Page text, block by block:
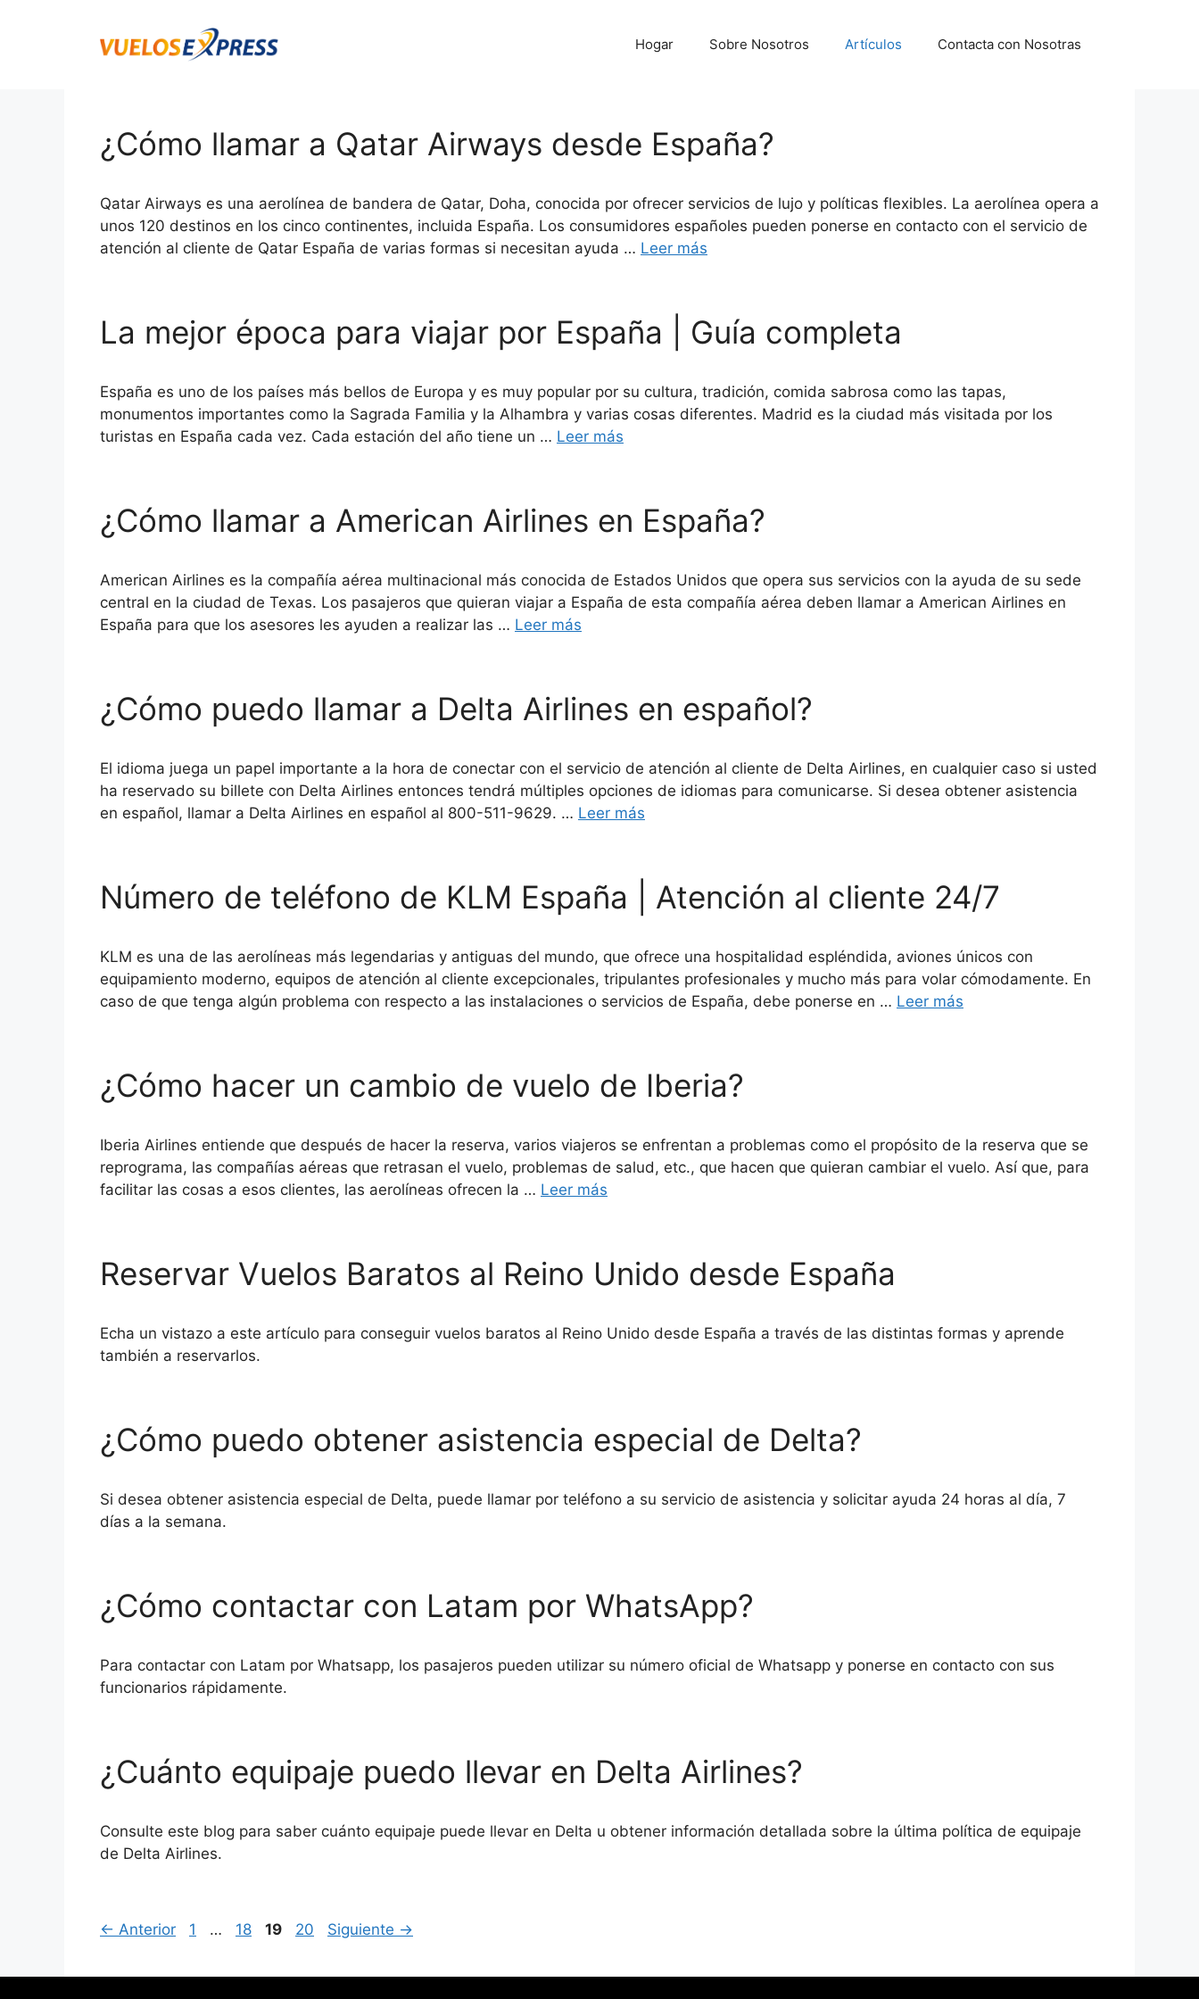
Hogar Sobre Nosotros Artículos Contacta con Nosotras
¿Cómo llamar a Qatar Airways desde España?
Qatar Airways es una aerolínea de bandera de Qatar, Doha, conocida por ofrecer servicios de lujo y políticas flexibles. La aerolínea opera a
unos 120 destinos en los cinco continentes, incluida España. Los consumidores españoles pueden ponerse en contacto con el servicio de
atención al cliente de Qatar España de varias formas si necesitan ayuda … Leer más
La mejor época para viajar por España | Guía completa
España es uno de los países más bellos de Europa y es muy popular por su cultura, tradición, comida sabrosa como las tapas,
monumentos importantes como la Sagrada Familia y la Alhambra y varias cosas diferentes. Madrid es la ciudad más visitada por los
turistas en España cada vez. Cada estación del año tiene un … Leer más
¿Cómo llamar a American Airlines en España?
American Airlines es la compañía aérea multinacional más conocida de Estados Unidos que opera sus servicios con la ayuda de su sede
central en la ciudad de Texas. Los pasajeros que quieran viajar a España de esta compañía aérea deben llamar a American Airlines en
España para que los asesores les ayuden a realizar las … Leer más
¿Cómo puedo llamar a Delta Airlines en español?
El idioma juega un papel importante a la hora de conectar con el servicio de atención al cliente de Delta Airlines, en cualquier caso si usted
ha reservado su billete con Delta Airlines entonces tendrá múltiples opciones de idiomas para comunicarse. Si desea obtener asistencia
en español, llamar a Delta Airlines en español al 800-511-9629. … Leer más
Número de teléfono de KLM España | Atención al cliente 24/7
KLM es una de las aerolíneas más legendarias y antiguas del mundo, que ofrece una hospitalidad espléndida, aviones únicos con
equipamiento moderno, equipos de atención al cliente excepcionales, tripulantes profesionales y mucho más para volar cómodamente. En
caso de que tenga algún problema con respecto a las instalaciones o servicios de España, debe ponerse en … Leer más
¿Cómo hacer un cambio de vuelo de Iberia?
Iberia Airlines entiende que después de hacer la reserva, varios viajeros se enfrentan a problemas como el propósito de la reserva que se
reprograma, las compañías aéreas que retrasan el vuelo, problemas de salud, etc., que hacen que quieran cambiar el vuelo. Así que, para
facilitar las cosas a esos clientes, las aerolíneas ofrecen la … Leer más
Reservar Vuelos Baratos al Reino Unido desde España
Echa un vistazo a este artículo para conseguir vuelos baratos al Reino Unido desde España a través de las distintas formas y aprende
también a reservarlos.
¿Cómo puedo obtener asistencia especial de Delta?
Si desea obtener asistencia especial de Delta, puede llamar por teléfono a su servicio de asistencia y solicitar ayuda 24 horas al día, 7
días a la semana.
¿Cómo contactar con Latam por WhatsApp?
Para contactar con Latam por Whatsapp, los pasajeros pueden utilizar su número oficial de Whatsapp y ponerse en contacto con sus
funcionarios rápidamente.
¿Cuánto equipaje puedo llevar en Delta Airlines?
Consulte este blog para saber cuánto equipaje puede llevar en Delta u obtener información detallada sobre la última política de equipaje
de Delta Airlines.
← Anterior Página
1 … Página
18 Página
19 Página
20 Siguiente →